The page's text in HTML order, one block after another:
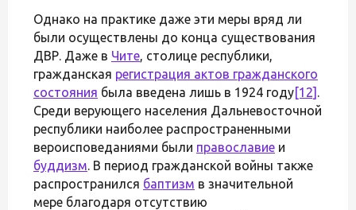
Однако на практике даже эти меры вряд ли
были осуществлены до конца существования
ДВР. Даже в Чите, столице республики,
гражданская регистрация актов гражданского
состояния была введена лишь в 1924 году[12] .
Среди верующего населения Дальневосточной
республики наиболее распространенными
вероисповеданиями были православие и
буддизм. В период гражданской войны также
распространился баптизм в значительной
мере благодаря отсутствию